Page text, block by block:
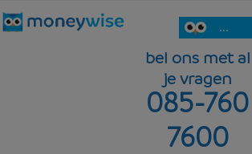
...
bel ons met al
je vragen
085-760
7600